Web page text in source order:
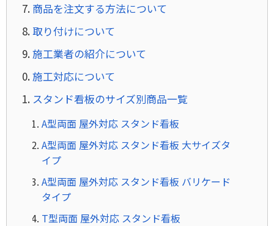
商品を注文する方法について
取り付けについて
施工業者の紹介について
施工対応について
スタンド看板のサイズ別商品一覧
A型両面 屋外対応 スタンド看板
A型両面 屋外対応 スタンド看板 大サイズタ
イプ
A型両面 屋外対応 スタンド看板 バリケード
タイプ
T型両面 屋外対応 スタンド看板